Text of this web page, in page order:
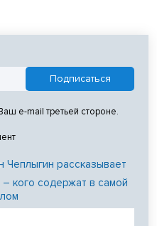
e-mail третьей стороне.
Чеплыгин рассказывает
кого содержат в самой